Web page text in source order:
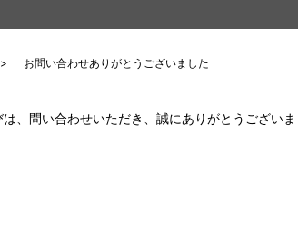
お問い合わせありがとうございました
は、問い合わせいただき、誠にありがとうございま